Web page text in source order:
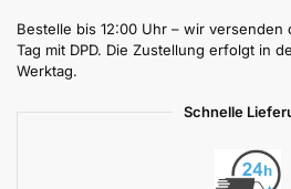
Bestelle bis 12:00 Uhr – wir versenden
Tag mit DPD. Die Zustellung erfolgt in
Werktag.
Schnelle